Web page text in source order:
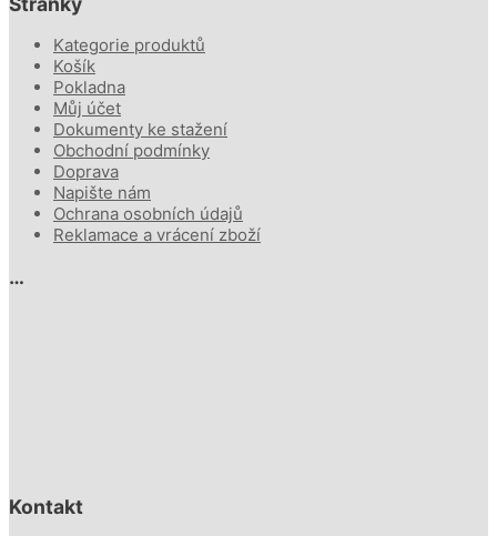
Kategorie produktů
Košík
Pokladna
Můj účet
Dokumenty ke stažení
Obchodní podmínky
Doprava
Napište nám
Ochrana osobních údajů
Reklamace a vrácení zboží
…
Kontakt